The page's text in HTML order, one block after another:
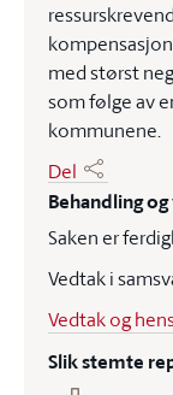
med størst
som følge av
kommunene.
Del
Behandling
Saken er
Vedtak i
Vedtak og
Slik stemte